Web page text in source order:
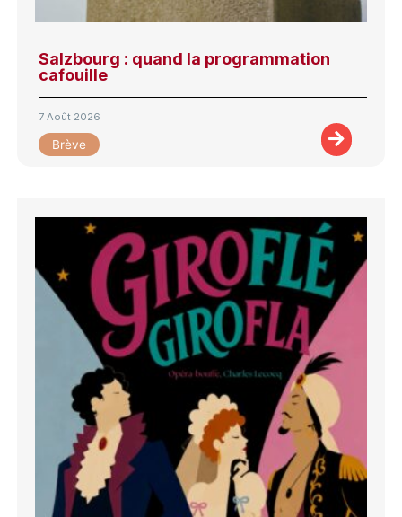
Salzbourg : quand la programmation
cafouille
7 Août 2026
Brève